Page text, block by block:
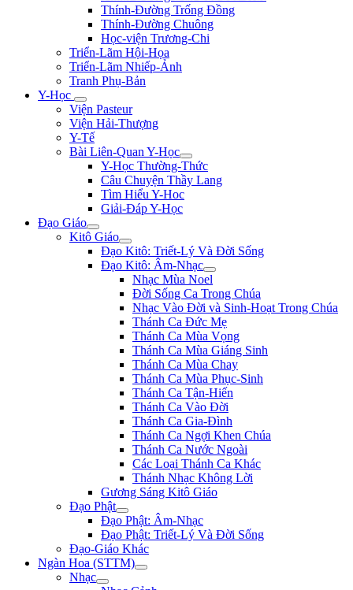
Thính-Đường Trống Đồng
Thính-Đường Chuông
Học-viện Trương-Chi
Triển-Lãm Hội-Họa
Triển-Lãm Nhiếp-Ảnh
Tranh Phụ-Bản
Y-Học
Viện Pasteur
Viện Hải-Thượng
Y-Tế
Bài Liên-Quan Y-Học
Y-Học Thường-Thức
Câu Chuyện Thầy Lang
Tìm Hiểu Y-Hoc
Giải-Đáp Y-Học
Đạo Giáo
Kitô Giáo
Đạo Kitô: Triết-Lý Và Đời Sống
Đạo Kitô: Âm-Nhạc
Nhạc Mùa Noel
Đời Sống Ca Trong Chúa
Nhạc Vào Đời và Sinh-Hoạt Trong Chúa
Thánh Ca Đức Mẹ
Thánh Ca Mùa Vọng
Thánh Ca Mùa Giáng Sinh
Thánh Ca Mùa Chay
Thánh Ca Mùa Phục-Sinh
Thánh Ca Tận-Hiến
Thánh Ca Vào Đời
Thánh Ca Gia-Đình
Thánh Ca Ngợi Khen Chúa
Thánh Ca Nước Ngoài
Các Loại Thánh Ca Khác
Thánh Nhạc Không Lời
Gương Sáng Kitô Giáo
Đạo Phật
Đạo Phật: Âm-Nhạc
Đạo Phật: Triết-Lý Và Đời Sống
Đạo-Giáo Khác
Ngàn Hoa (STTM)
Nhạc